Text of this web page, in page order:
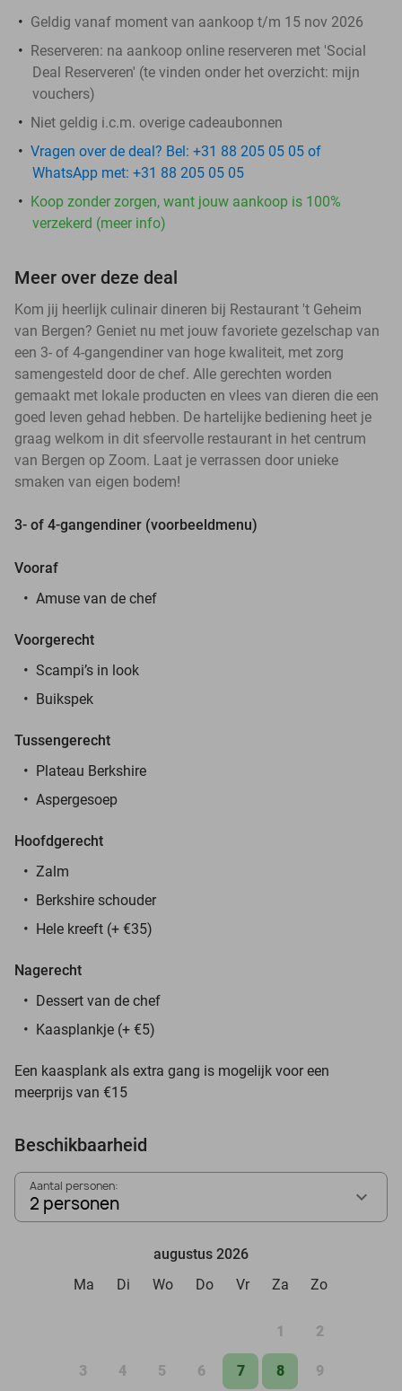
Geldig vanaf moment van aankoop t/m 15 nov 2026
Reserveren: na aankoop online reserveren met 'Social
Deal Reserveren' (te vinden onder het overzicht: mijn
vouchers)
Niet geldig i.c.m. overige cadeaubonnen
Vragen over de deal? Bel: +31 88 205 05 05 of
WhatsApp met: +31 88 205 05 05
Koop zonder zorgen, want jouw aankoop is 100%
verzekerd (meer info)
Meer over deze deal
Kom jij heerlijk culinair dineren bij Restaurant 't Geheim
van Bergen? Geniet nu met jouw favoriete gezelschap van
een 3- of 4-gangendiner van hoge kwaliteit, met zorg
samengesteld door de chef. Alle gerechten worden
gemaakt met lokale producten en vlees van dieren die een
goed leven gehad hebben. De hartelijke bediening heet je
graag welkom in dit sfeervolle restaurant in het centrum
van Bergen op Zoom. Laat je verrassen door unieke
smaken van eigen bodem!
3- of 4-gangendiner (voorbeeldmenu)
Vooraf
Amuse van de chef
Voorgerecht
Scampi’s in look
Buikspek
Tussengerecht
Plateau Berkshire
Aspergesoep
Hoofdgerecht
Zalm
Berkshire schouder
Hele kreeft (+ €35)
Nagerecht
Dessert van de chef
Kaasplankje (+ €5)
Een kaasplank als extra gang is mogelijk voor een
meerprijs van €15
Beschikbaarheid
Aantal personen:
2 personen
augustus 2026
Ma
Di Wo Do Vr Za Zo
1 2
3 4 5 6 7 8 9